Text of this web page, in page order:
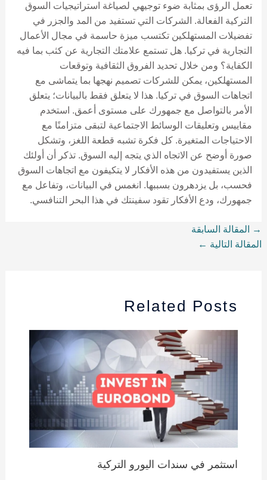
تعمل الرؤى بمثابة ضوء توجيهي لصياغة استراتيجيات السوق
التركية الفعالة. الشركات التي تستفيد من المد والجزر في
تفضيلات المستهلكين تكتسب ميزة حاسمة في مجال الأعمال
التجارية في تركيا. هل تستمع علامتك التجارية عن كثب بما فيه
الكفاية؟ ومن خلال تحديد الفروق الثقافية وتوقعات
المستهلكين، يمكن للشركات تصميم نهجها بما يتماشى مع
اتجاهات السوق في تركيا. هذا لا يتعلق فقط بالبيانات؛ يتعلق
الأمر بالتواصل مع جمهورك على مستوى أعمق. استخدم
مقاييس وتعليقات الوسائط الاجتماعية لتبقى متزامنًا مع
الاحتياجات المتغيرة. كل فكرة تشبه قطعة اللغز، وتشكل
صورة أوضح عن الاتجاه الذي يتجه إليه السوق. تذكر أن أولئك
الذين يستفيدون من هذه الأفكار لا يتكيفون مع اتجاهات السوق
فحسب، بل يزدهرون بسببها. انغمس في البيانات، وتفاعل مع
جمهورك، ودع الأفكار تقود سفينتك في هذا البحر التنافسي.
→
المقالة السابقة
المقالة التالية ←
Related Posts
استثمر في سندات اليورو التركية